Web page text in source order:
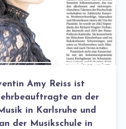
Amy Reiss ist
an der
in Karlsruhe und
der Musikschule in